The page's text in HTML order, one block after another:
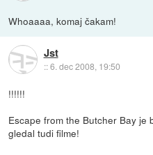
Whoaaaa, komaj čakam!
Jst
::6. dec 2008, 19:50
!!!!!!
Escape from the Butcher Bay je
gledal tudi filme!